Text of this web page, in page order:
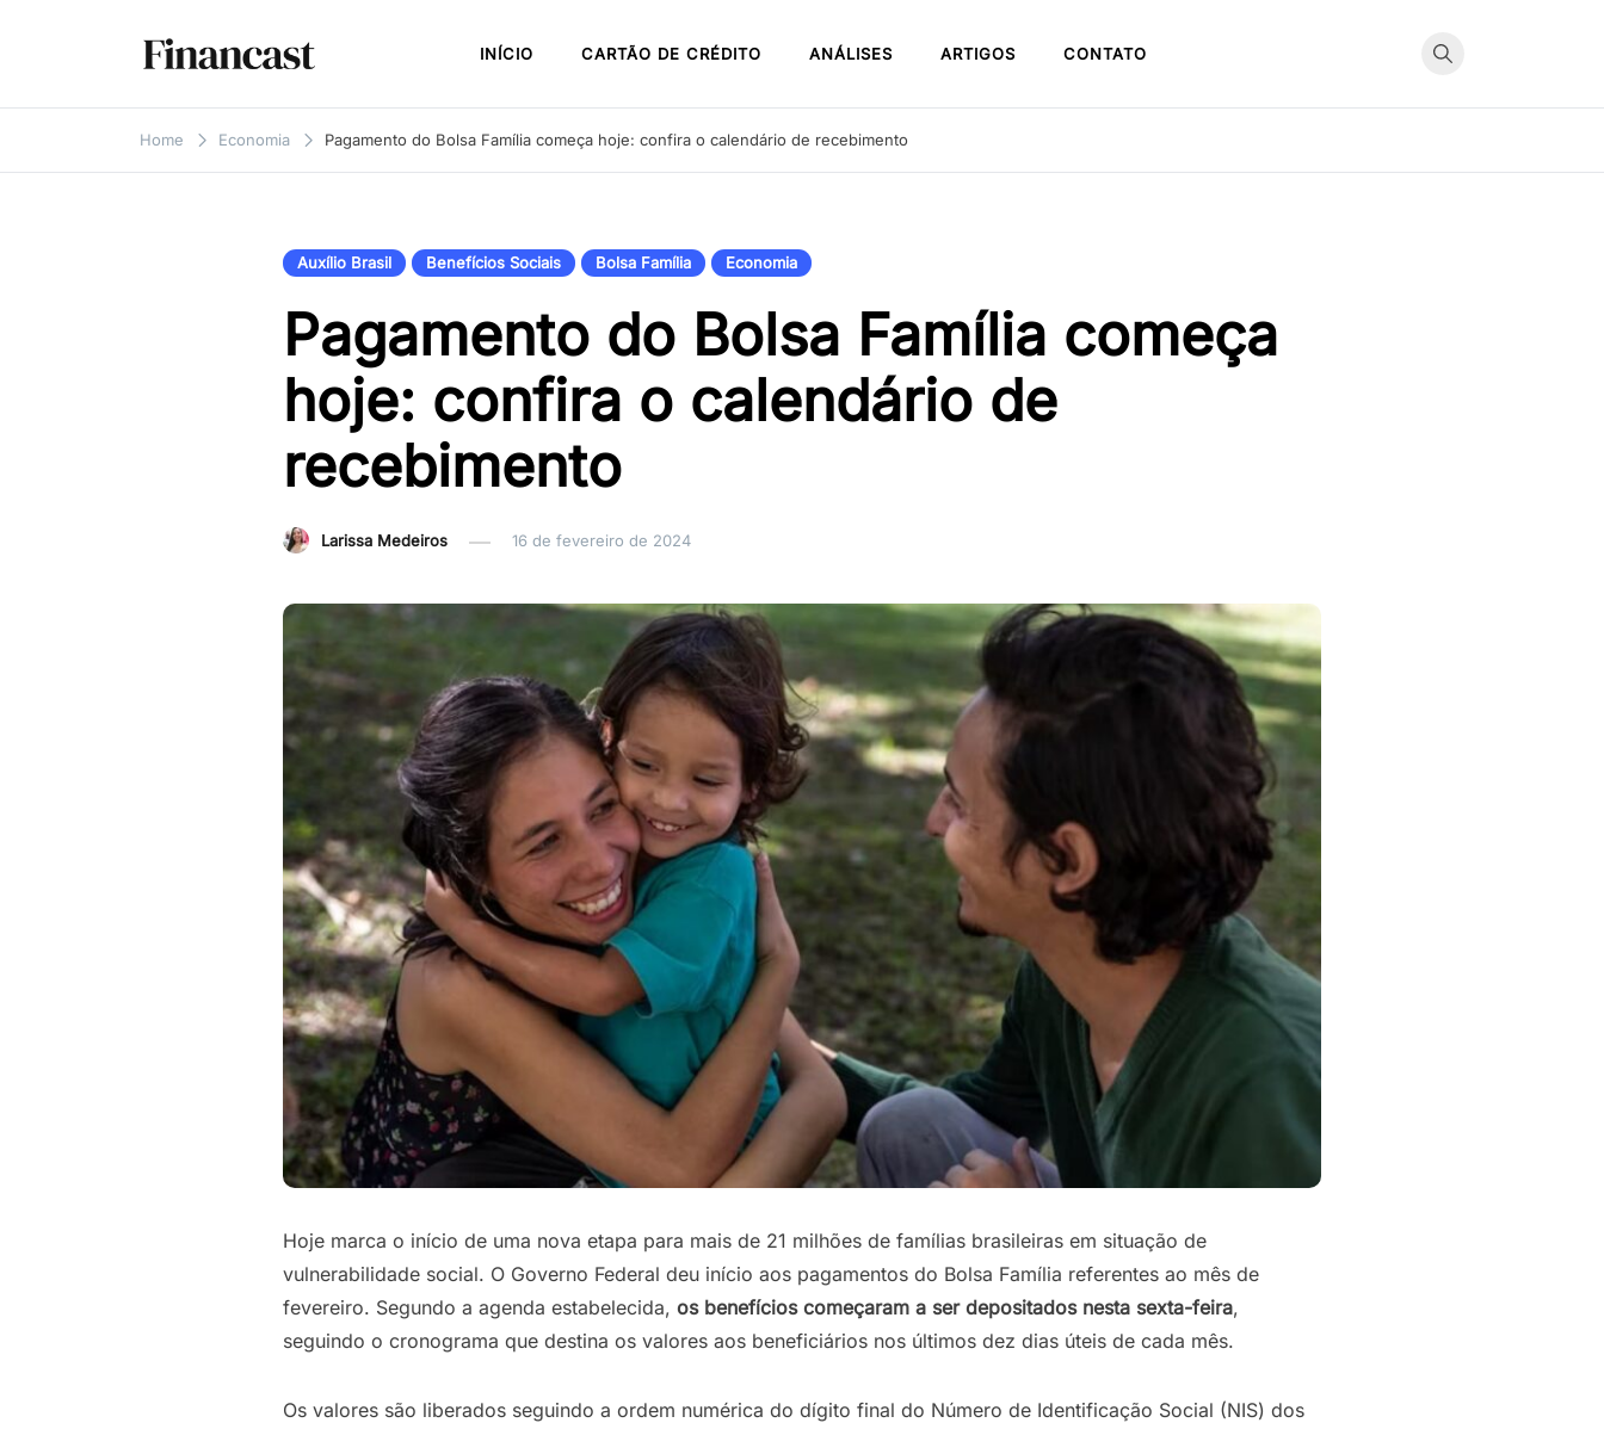
Financast
muito mais. Veja as nossas
INÍCIO CARTÃO DE CRÉDITO ANÁLISES ARTIGOS CONTATO
Home Economia Pagamento do Bolsa Família começa hoje: confira o calendário de recebimento
Auxílio Brasil Benefícios Sociais Bolsa Família Economia
Pagamento do Bolsa Família começa
hoje: confira o calendário de
recebimento
Larissa Medeiros 16 de fevereiro de 2024
Hoje marca o início de uma nova etapa para mais de 21 milhões de famílias brasileiras em situação de
vulnerabilidade social. O Governo Federal deu início aos pagamentos do Bolsa Família referentes ao mês de
fevereiro. Segundo a agenda estabelecida, os benefícios começaram a ser depositados nesta sexta-feira,
seguindo o cronograma que destina os valores aos beneficiários nos últimos dez dias úteis de cada mês.
Os valores são liberados seguindo a ordem numérica do dígito final do Número de Identificação Social (NIS) dos